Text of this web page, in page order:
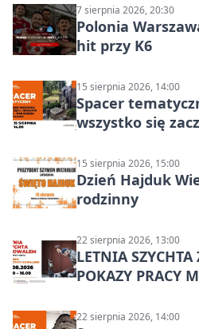
7 sierpnia 2026, 20:30
Polonia
hit przy K6
15 sierpnia 2026, 14:00
Spacer
wszystko się
15 sierpnia 2026, 15:00
Dzień Hajduk
rodzinny
22 sierpnia 2026, 13:00
LETNIA
POKAZY PRACY
22 sierpnia 2026, 14:00